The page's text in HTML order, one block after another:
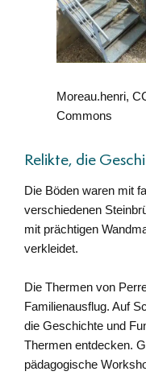
Moreau.henri,
Commons
Relikte, die
Die Böden waren mit
verschiedenen
mit prächtigen
verkleidet.
Die Thermen von
Familienausflug. Auf
die Geschichte und
Thermen entdecken.
pädagogische